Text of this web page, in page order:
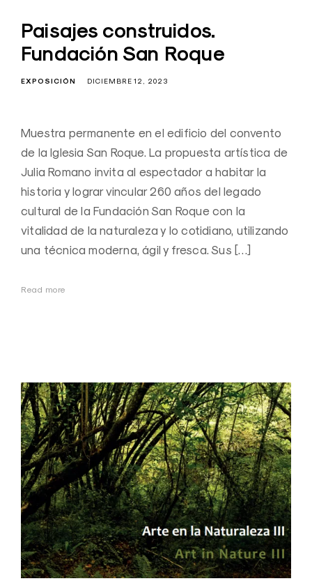
Paisajes construidos.
Fundación San Roque
EXPOSICIÓN DICIEMBRE 12, 2023
Muestra permanente en el edificio del convento
de la Iglesia San Roque. La propuesta artística de
Julia Romano invita al espectador a habitar la
historia y lograr vincular 260 años del legado
cultural de la Fundación San Roque con la
vitalidad de la naturaleza y lo cotidiano, utilizando
una técnica moderna, ágil y fresca. Sus […]
Read more